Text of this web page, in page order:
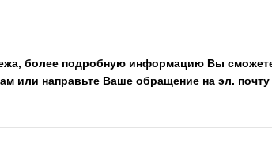
более подробную информацию Вы
или направьте Ваше обращение на эл. почту